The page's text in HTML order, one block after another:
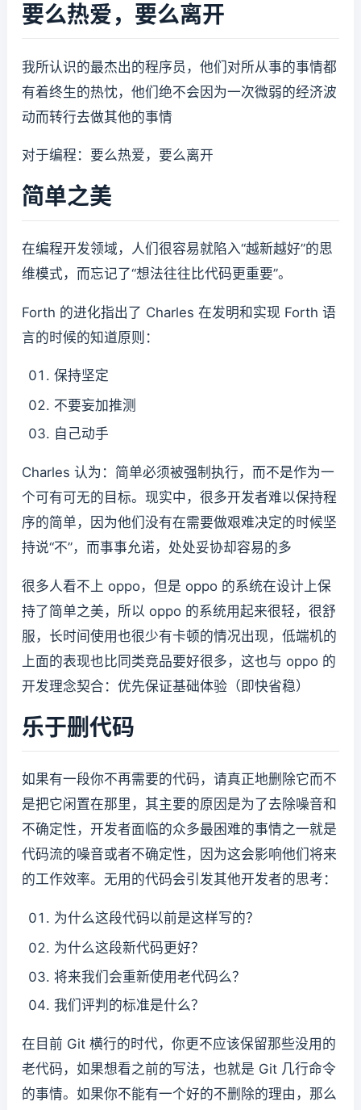
要么热爱，要么离开
我所认识的最杰出的程序员，他们对所从事的事情都
有着终生的热忱，他们绝不会因为一次微弱的经济波
动而转行去做其他的事情
对于编程：要么热爱，要么离开
简单之美
在编程开发领域，人们很容易就陷入“越新越好”的思
维模式，而忘记了“想法往往比代码更重要”。
Forth 的进化指出了 Charles 在发明和实现 Forth 语
言的时候的知道原则：
保持坚定
不要妄加推测
自己动手
Charles 认为：简单必须被强制执行，而不是作为一
个可有可无的目标。现实中，很多开发者难以保持程
序的简单，因为他们没有在需要做艰难决定的时候坚
持说“不”，而事事允诺，处处妥协却容易的多
很多人看不上 oppo，但是 oppo 的系统在设计上保
持了简单之美，所以 oppo 的系统用起来很轻，很舒
服，长时间使用也很少有卡顿的情况出现，低端机的
上面的表现也比同类竞品要好很多，这也与 oppo 的
开发理念契合：优先保证基础体验（即快省稳）
乐于删代码
如果有一段你不再需要的代码，请真正地删除它而不
是把它闲置在那里，其主要的原因是为了去除噪音和
不确定性，开发者面临的众多最困难的事情之一就是
代码流的噪音或者不确定性，因为这会影响他们将来
的工作效率。无用的代码会引发其他开发者的思考：
为什么这段代码以前是这样写的？
为什么这段新代码更好？
将来我们会重新使用老代码么？
我们评判的标准是什么？
在目前 Git 横行的时代，你更不应该保留那些没用的
老代码，如果想看之前的写法，也就是 Git 几行命令
的事情。如果你不能有一个好的不删除的理由，那么